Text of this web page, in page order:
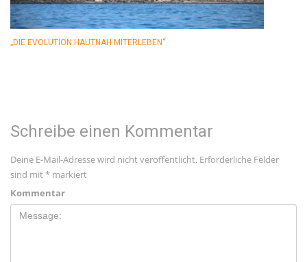
„DIE EVOLUTION HAUTNAH MITERLEBEN“
Schreibe einen Kommentar
Deine E-Mail-Adresse wird nicht veröffentlicht. Erforderliche Felder
sind mit* markiert
Kommentar